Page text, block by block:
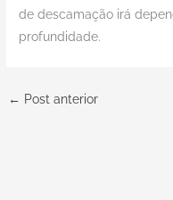
de descamação irá
profundidade.
← Post anterior